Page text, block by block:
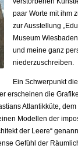
paar Worte mit ihm
zur Ausstellung
Museum
und meine ganz
niederzuschreiben.
Ein Schwerpunkt
erscheinen die
Atlantikküte,
Modellen der
der Leere“
Gefühl der